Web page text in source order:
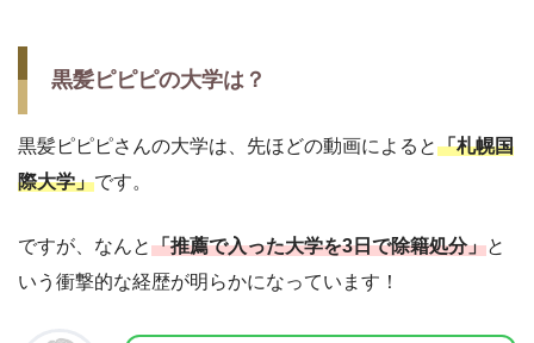
黒髪ピピピの大学は？
黒髪ピピピさんの大学は、先ほどの動画によると「札幌国
際大学」です。
ですが、なんと「推薦で入った大学を3日で除籍処分」と
いう衝撃的な経歴が明らかになっています！